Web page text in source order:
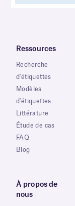
Ressources
Recherche
d'étiquettes
Modèles
d'étiquettes
Littérature
Étude de cas
FAQ
Blog
À propos de
nous